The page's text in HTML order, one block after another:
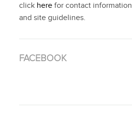
click here for contact information
and site guidelines.
FACEBOOK